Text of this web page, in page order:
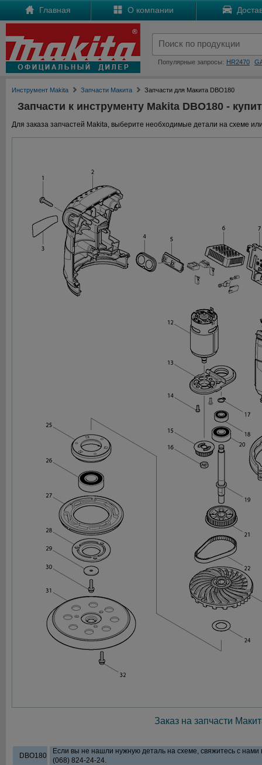
Главная О компании
Популярные запросы: HR2470
Инструмент Makita Запчасти Макита Запчасти для Макита DBO180
Запчасти к инструменту Makita DBO180 -
Для заказа запчастей Makita, выберите необходимые детали на схеме
Заказ на запчасти
DBO180
Если вы не нашли нужную деталь на схеме, свяжитесь с
(068) 824-24-24.